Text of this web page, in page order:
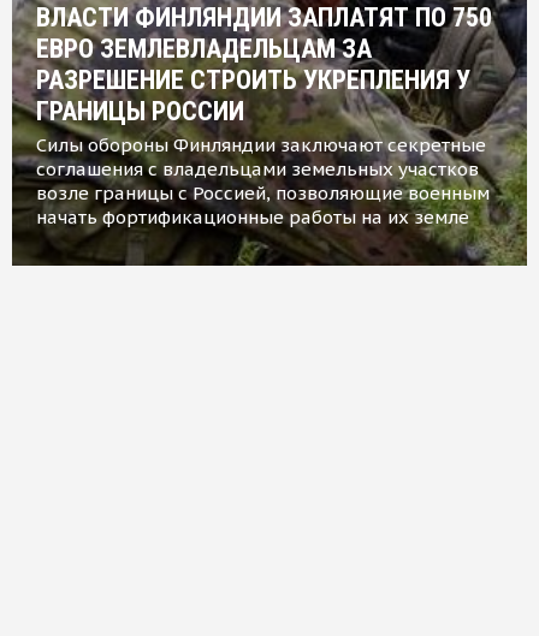
ВЛАСТИ ФИНЛЯНДИИ ЗАПЛАТЯТ ПО 750
ЕВРО ЗЕМЛЕВЛАДЕЛЬЦАМ ЗА
РАЗРЕШЕНИЕ СТРОИТЬ УКРЕПЛЕНИЯ У
ГРАНИЦЫ РОССИИ
Силы обороны Финляндии заключают секретные
соглашения с владельцами земельных участков
возле границы с Россией, позволяющие военным
начать фортификационные работы на их земле